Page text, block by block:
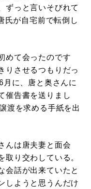
ずっと言いそびれて
氏が自宅前で転倒し
めて会ったのです
りさせるつもりだっ
に、唐と奥さんに
催告書を送りまし
渡を求める手紙を出
んは唐夫妻と面会
取り交わしている。
会話が出来ていたと
しようと思うんだけ